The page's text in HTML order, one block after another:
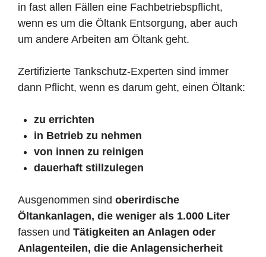
in fast allen Fällen eine Fachbetriebspflicht,
wenn es um die Öltank Entsorgung, aber auch
um andere Arbeiten am Öltank geht.
Zertifizierte Tankschutz-Experten sind immer
dann Pflicht, wenn es darum geht, einen Öltank:
zu errichten
in Betrieb zu nehmen
von innen zu reinigen
dauerhaft stillzulegen
Ausgenommen sind oberirdische
Öltankanlagen, die weniger als 1.000 Liter
fassen und Tätigkeiten an Anlagen oder
Anlagenteilen, die die Anlagensicherheit